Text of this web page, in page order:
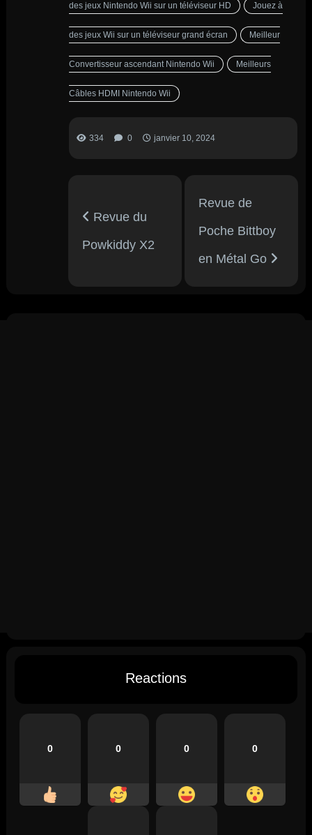
des jeux Nintendo Wii sur un téléviseur HD Jouez à
des jeux Wii sur un téléviseur grand écran Meilleur
Convertisseur ascendant Nintendo Wii Meilleurs
Câbles HDMI Nintendo Wii
334 0 janvier 10, 2024
Revue du
Powkiddy X2
Revue de
Poche Bittboy
en Métal Go
Reactions
0 0 0 0